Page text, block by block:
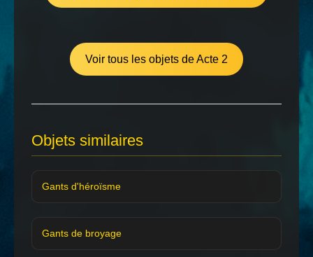
Voir tous les objets de Acte 2
Objets similaires
Gants d'héroïsme
Gants de broyage